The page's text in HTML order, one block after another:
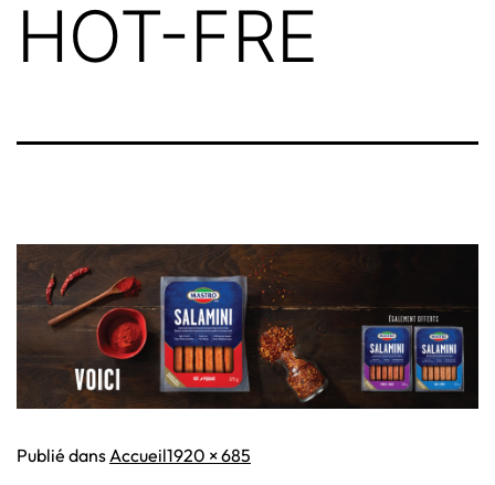
HOT-FRE
Publié dansAccueilTaille
1920 × 685